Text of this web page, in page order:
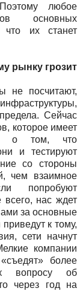
любое
основных
что их станет
рынку грозит
не посчитают,
Сейчас
которое имеет
о том, что
и тестируют
со стороны
чем взаимное
попробуют
нас ждет
за основные
к тому,
сети начнут
компании
более
вопросу об
через год на